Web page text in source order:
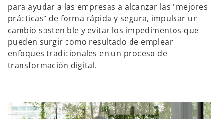
para ayudar a las empresas a alcanzar las "mejores
prácticas" de forma rápida y segura, impulsar un
cambio sostenible y evitar los impedimentos que
pueden surgir como resultado de emplear
enfoques tradicionales en un proceso de
transformación digital.